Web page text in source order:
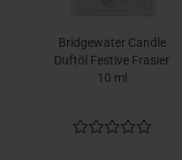
Bridgewater Candle
Duftöl Festive Frasier
10 ml